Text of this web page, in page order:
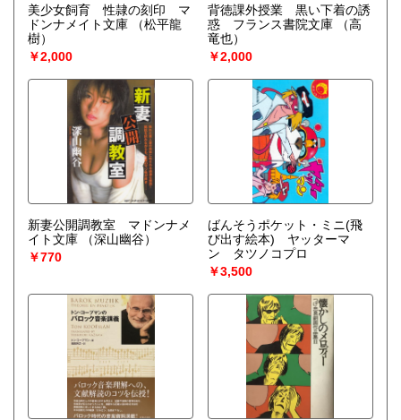
美少女飼育 性隷の刻印 マ
ドンナメイト文庫
（松平龍
樹）
￥2,000
背徳課外授業 黒い下着の誘
惑 フランス書院文庫
（高
竜也）
￥2,000
新妻公開調教室 マドンナメ
イト文庫
（深山幽谷）
￥770
ばんそうポケット・ミニ(飛
び出す絵本) ヤッターマ
ン タツノコプロ
￥3,500